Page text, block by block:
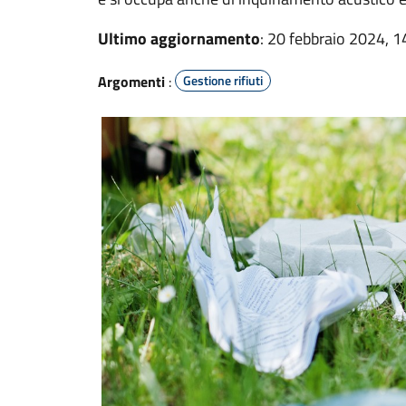
Ultimo aggiornamento: 20 febbraio 2024,
Argomenti : Gestione rifiuti